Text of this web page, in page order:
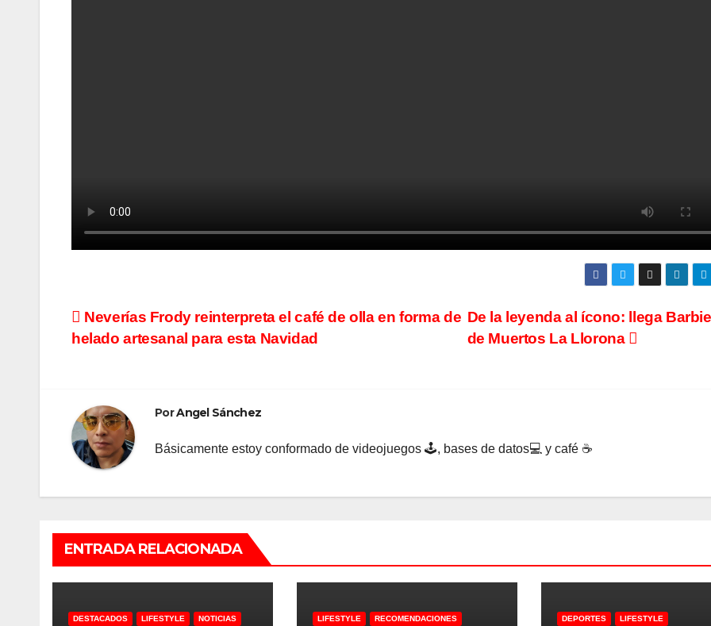
Navegación
De la leyenda al ícono: llega
de Muertos La Llorona
Neverías Frody reinterpreta el café de olla en forma de
helado artesanal para esta Navidad
PorAngel Sánchez
Básicamente estoy conformado de videojuegos 🕹, bases de datos💻 y café ☕️
ENTRADA RELACIONADA
DESTACADOS LIFESTYLE NOTICIAS LIFESTYLE RECOMENDACIONES DEPORTES LIFESTYLE